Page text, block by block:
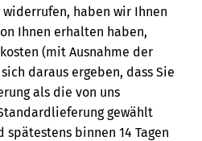
haben wir Ihnen
Ihnen erhalten haben,
(mit Ausnahme der
daraus ergeben, dass Sie
als die von uns
gewählt
spätestens binnen 14 Tagen